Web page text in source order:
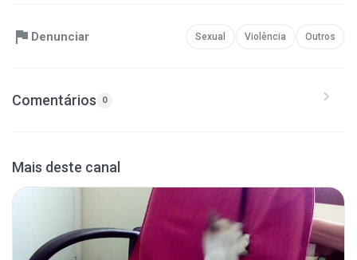
Denunciar Sexual Violência Outros
Comentários 0
Mais deste canal